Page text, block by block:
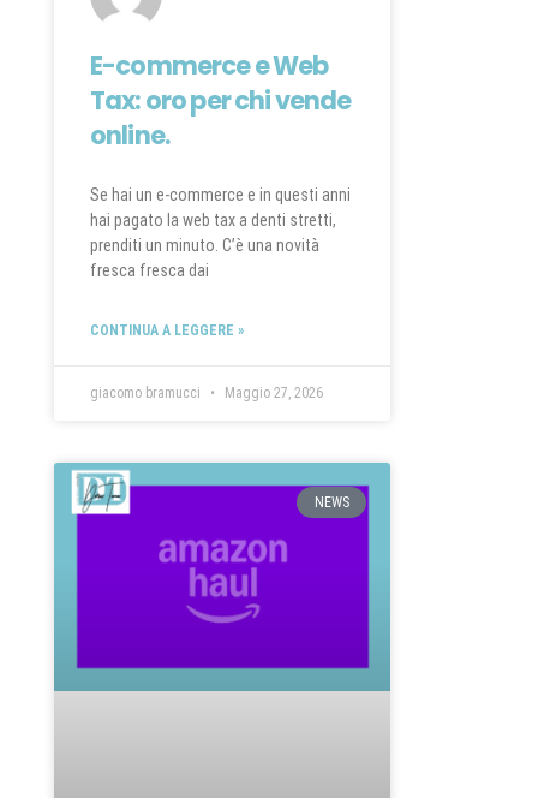
E-commerce e Web
Tax: oro per chi vende
online.
Se hai un e-commerce e in questi anni
hai pagato la web tax a denti stretti,
prenditi un minuto. C’è una novità
fresca fresca dai
CONTINUA A LEGGERE »
giacomo bramucci Maggio 27, 2026
NEWS